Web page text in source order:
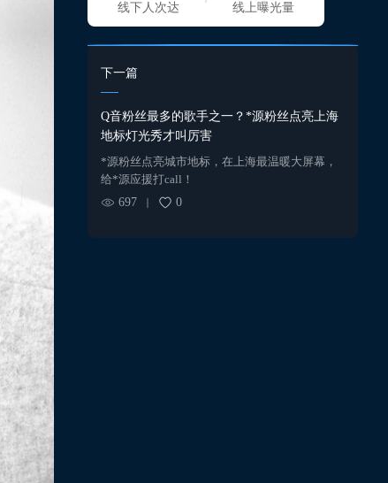
线下人次达 线上曝光量
下一篇
Q音粉丝最多的歌手之一？*源粉丝点亮上海
地标灯光秀才叫厉害
*源粉丝点亮城市地标，在上海最温暖大屏幕，
给*源应援打call！
697
0